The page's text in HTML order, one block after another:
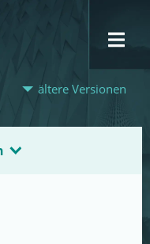
ältere Versionen